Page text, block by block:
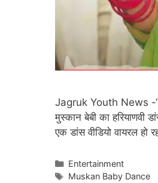
Jagruk Youth News -
मुस्कान बेबी का
एक डांस वीडियो वायरल
Categories
Entertainment
Tags
Muskan Baby Dance